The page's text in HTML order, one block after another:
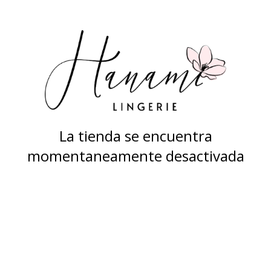
La tienda se encuentra
momentaneamente desactivada